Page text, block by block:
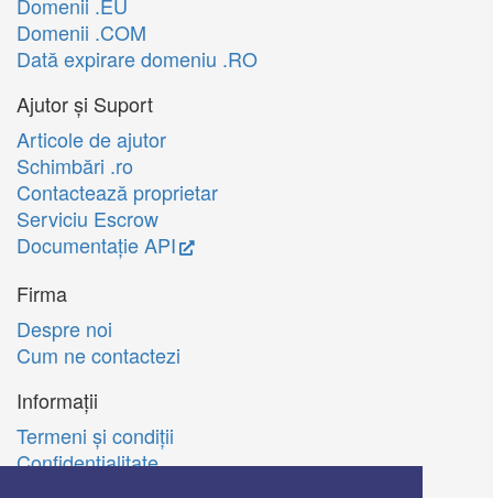
Domenii .COM
Dată expirare domeniu .RO
Ajutor și Suport
Articole de ajutor
Schimbări .ro
Contactează proprietar
Serviciu Escrow
Documentație API
Firma
Despre noi
Cum ne contactezi
Informații
Termeni şi condiţii
Confidenţialitate